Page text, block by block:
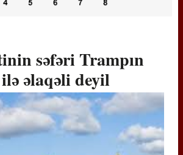
səfəri Trampın
əlaqəli deyil